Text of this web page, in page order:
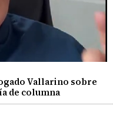
Vallarino sobre
de columna